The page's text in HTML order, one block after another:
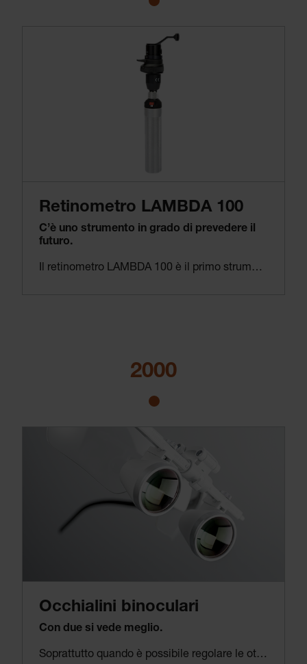
Retinometro LAMBDA 100
C’è uno strumento in grado di prevedere il
futuro.
Il retinometro LAMBDA 100 è il primo strumento dell’azienda per la determinazione dell’acutezza visiva attesa del paziente dopo l’intervento chirurgico in presenza di cataratta o di altre opacità.
2000
Occhialini binoculari
Con due si vede meglio.
Soprattutto quando è possibile regolare le ottiche per ciascun occhio separatamente gli occhialini binoculari HEINE rappresentano un’altra pietra miliare.